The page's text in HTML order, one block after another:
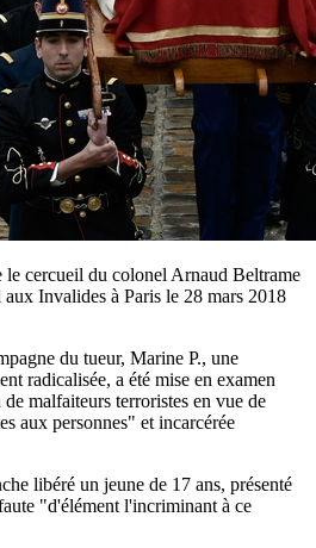
cercueil du colonel Arnaud Beltrame
Invalides à Paris le 28 mars 2018
du tueur, Marine P., une
radicalisée, a été mise en examen
malfaiteurs terroristes en vue de
aux personnes" et incarcérée
libéré un jeune de 17 ans, présenté
"d'élément l'incriminant à ce